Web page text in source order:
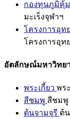
กองทุนภูมิคุ้ม
มะเร็งจุฬาฯ
โครงการอุท
โครงการอุท
อัตลักษณ์มหาวิทย
พระเกี้ยว พร
สีชมพู สีชมพู
ต้นจามจุรี ต้